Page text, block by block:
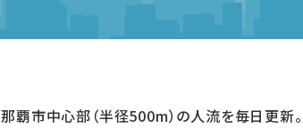
覇市中心部（半径500m）の人流を毎日更新